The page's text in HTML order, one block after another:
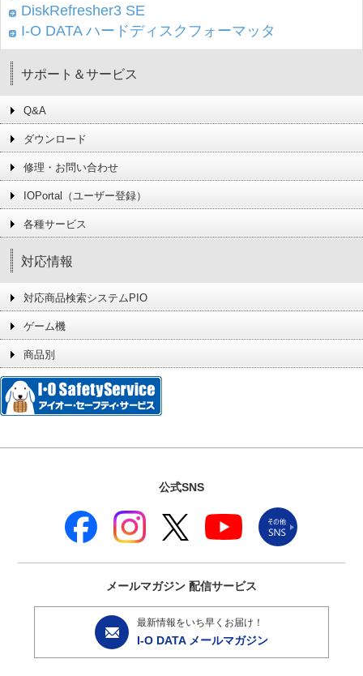
DiskRefresher3 SE
I-O DATA ハードディスクフォーマッタ
サポート＆サービス
Q&A
ダウンロード
修理・お問い合わせ
IOPortal（ユーザー登録）
各種サービス
対応情報
対応商品検索システムPIO
ゲーム機
商品別
公式SNS
メールマガジン 配信サービス
最新情報をいち早くお届け！
I-O DATA メールマガジン